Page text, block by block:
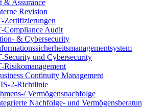
& Assurance
Revision
Zertifizierungen
Compliance Audit
& Cybersecurity
Security und Cybersecurity
Risikomanagement
Continuity Management
2-Richtlinie
Vermögensnachfolge
Nachfolge- und